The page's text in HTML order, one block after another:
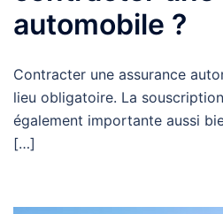
automobile ?
Contracter une assurance
lieu obligatoire. La
également importante aussi
[…]